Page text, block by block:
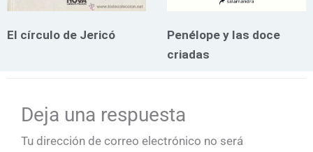
El círculo de Jericó
Penélope y las doce
criadas
Deja una respuesta
Tu dirección de correo electrónico no será